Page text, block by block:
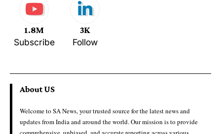
1.8M
Subscribe
3K
Follow
About US
Welcome to SA News, your trusted source for the latest news and
updates from India and around the world. Our mission is to provide